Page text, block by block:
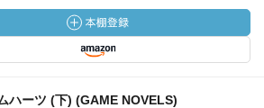
ハーツ (下) (GAME NOVELS)